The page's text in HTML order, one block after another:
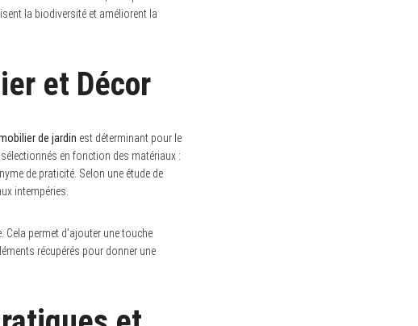
la biodiversité et améliorent la
et Décor
de jardin est déterminant pour le
en fonction des matériaux :
de praticité. Selon une étude de
intempéries.
permet d’ajouter une touche
récupérés pour donner une